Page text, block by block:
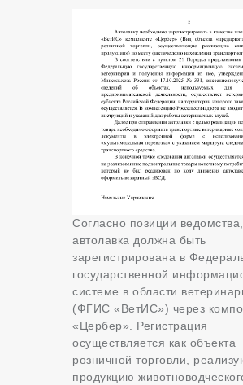
Согласно позиции ведомства,
автолавка должна быть
зарегистрирована в
государственной
системе в области
(ФГИС «ВетИС») через
«Цербер». Регистрация
осуществляется как объекта
розничной торговли,
продукцию